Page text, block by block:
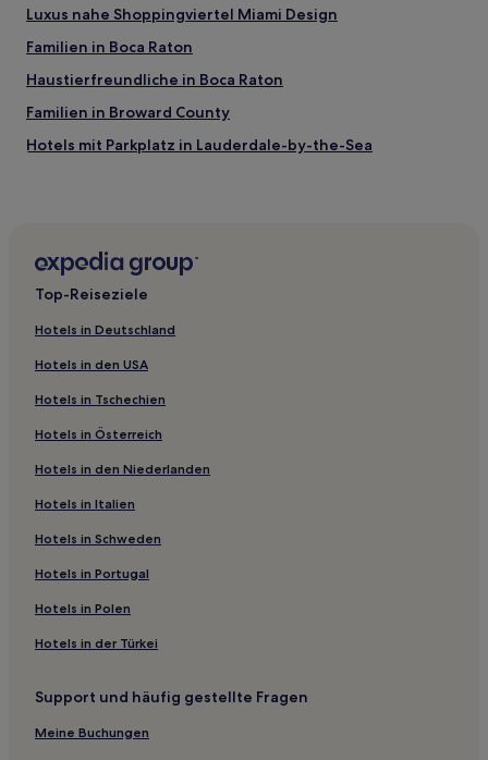
Luxus nahe Shoppingviertel Miami Design
Familien in Boca Raton
Haustierfreundliche in Boca Raton
Familien in Broward County
Hotels mit Parkplatz in Lauderdale-by-the-Sea
Hotels mit Pool in Bal Harbour
Haustierfreundliche in Pompano Beach
Familien in Pompano Beach
Familien in Dania Beach
Hotels mit inbegriffenem Frühstück in Dania Beach
Strand nahe Miami Beach Boardwalk
Business in Wynwood Art District
Familien in Sunny Isles Beach
Top-Reiseziele
Hotels in Deutschland
Hotels in den USA
Hotels in Tschechien
Hotels in Österreich
Hotels in den Niederlanden
Hotels in Italien
Hotels in Schweden
Hotels in Portugal
Hotels in Polen
Hotels in der Türkei
Support und häufig gestellte Fragen
Meine Buchungen